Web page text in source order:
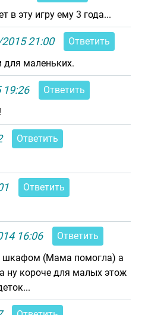
в эту игру ему 3 года...
21:00
Ответить
для маленьких.
Ответить
Ответить
Ответить
16:06
Ответить
шкафом (Мама помогла) а
ну короче для малых этож